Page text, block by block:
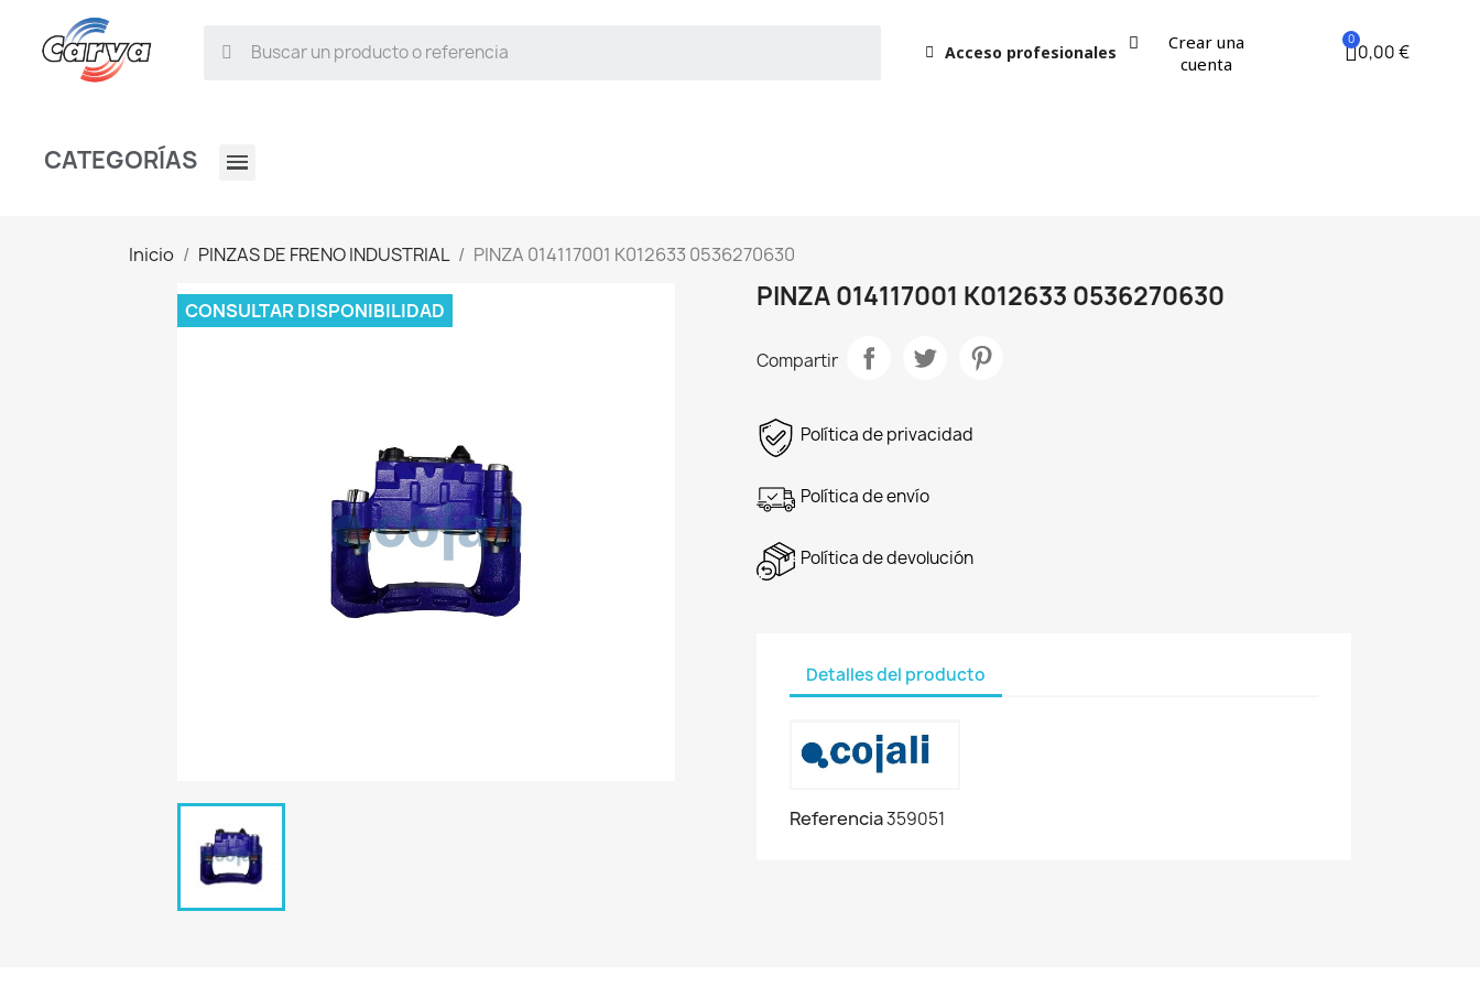
Acceso profesionales
Crear una
cuenta
0,00 €
CATEGORÍAS
Inicio PINZAS DE FRENO INDUSTRIAL PINZA 014117001 K012633 0536270630
CONSULTAR DISPONIBILIDAD PINZA 014117001 K012633 0536270630
Compartir
Política de privacidad
Política de envío
Política de devolución
Detalles del producto
Referencia359051